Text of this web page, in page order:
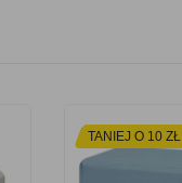
TANIEJ O 10 ZŁ